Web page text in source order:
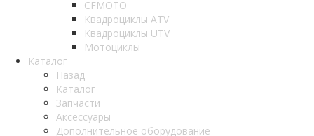
CFMOTO
Квадроциклы ATV
Квадроциклы UTV
Мотоциклы
Каталог
Назад
Каталог
Запчасти
Аксессуары
Дополнительное оборудование